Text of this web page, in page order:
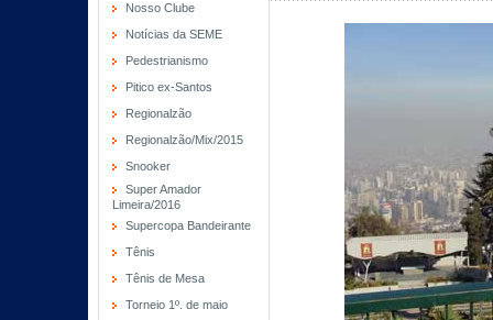
Nosso Clube
Notícias da SEME
Pedestrianismo
Pitico ex-Santos
Regionalzão
Regionalzão/Mix/2015
Snooker
Super Amador
Limeira/2016
Supercopa Bandeirante
Tênis
Tênis de Mesa
Torneio 1º. de maio